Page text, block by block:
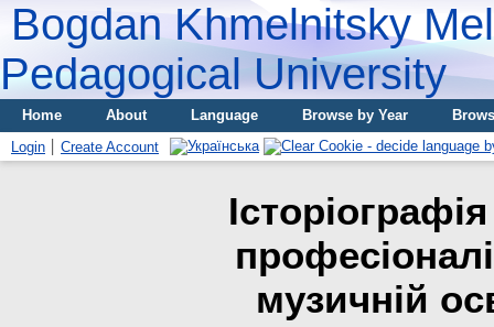
Bogdan Khmelnitsky
Pedagogical University
Home About Language Browse by Year
Login
Create Account
музичній